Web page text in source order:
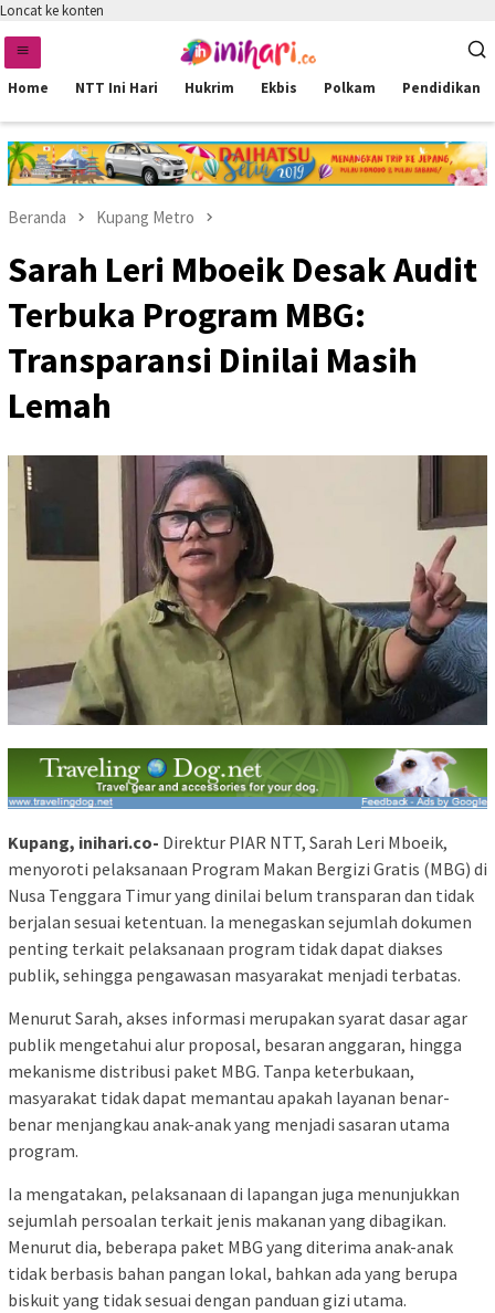
Loncat ke konten
Home NTT Ini Hari Hukrim Ekbis Polkam Pendidikan
Beranda Kupang Metro
Sarah Leri Mboeik Desak Audit
Terbuka Program MBG:
Transparansi Dinilai Masih
Lemah
Kupang, inihari.co- Direktur PIAR NTT, Sarah Leri Mboeik,
menyoroti pelaksanaan Program Makan Bergizi Gratis (MBG) di
Nusa Tenggara Timur yang dinilai belum transparan dan tidak
berjalan sesuai ketentuan. Ia menegaskan sejumlah dokumen
penting terkait pelaksanaan program tidak dapat diakses
publik, sehingga pengawasan masyarakat menjadi terbatas.
Menurut Sarah, akses informasi merupakan syarat dasar agar
publik mengetahui alur proposal, besaran anggaran, hingga
mekanisme distribusi paket MBG. Tanpa keterbukaan,
masyarakat tidak dapat memantau apakah layanan benar-
benar menjangkau anak-anak yang menjadi sasaran utama
program.
Ia mengatakan, pelaksanaan di lapangan juga menunjukkan
sejumlah persoalan terkait jenis makanan yang dibagikan.
Menurut dia, beberapa paket MBG yang diterima anak-anak
tidak berbasis bahan pangan lokal, bahkan ada yang berupa
biskuit yang tidak sesuai dengan panduan gizi utama.